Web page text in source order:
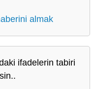
almak
ifadelerin tabiri